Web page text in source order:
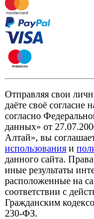
Отправляя свои
даёте своё согласие
согласно
данных» от
Алтай», вы
использования и
данного сайта.
иные результаты
расположенные на
соответствии с
Гражданским
230-ФЗ.